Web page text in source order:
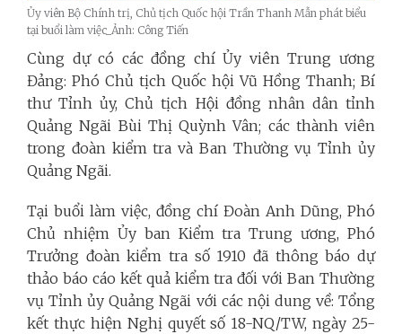
Ủy viên Bộ Chính trị, Chủ tịch Quốc hội Trần Thanh Mẫn phát biểu
tại buổi làm việc_Ảnh: Công Tiến
Cùng dự có các đồng chí Ủy viên Trung ương
Đảng: Phó Chủ tịch Quốc hội Vũ Hồng Thanh; Bí
thư Tỉnh ủy, Chủ tịch Hội đồng nhân dân tỉnh
Quảng Ngãi Bùi Thị Quỳnh Vân; các thành viên
trong đoàn kiểm tra và Ban Thường vụ Tỉnh ủy
Quảng Ngãi.
Tại buổi làm việc, đồng chí Đoàn Anh Dũng, Phó
Chủ nhiệm Ủy ban Kiểm tra Trung ương, Phó
Trưởng đoàn kiểm tra số 1910 đã thông báo dự
thảo báo cáo kết quả kiểm tra đối với Ban Thường
vụ Tỉnh ủy Quảng Ngãi với các nội dung về: Tổng
kết thực hiện Nghị quyết số 18-NQ/TW, ngày 25-